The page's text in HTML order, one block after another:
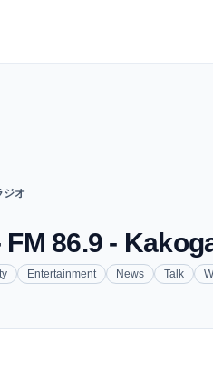
ジオ
86.9 -
Entertainment News Talk